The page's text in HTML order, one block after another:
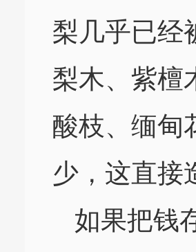
梨几乎已经
梨木、紫檀
酸枝、缅甸
少，这直接
如果把钱